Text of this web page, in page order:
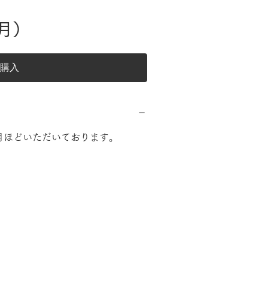
）
入
どいただいております。